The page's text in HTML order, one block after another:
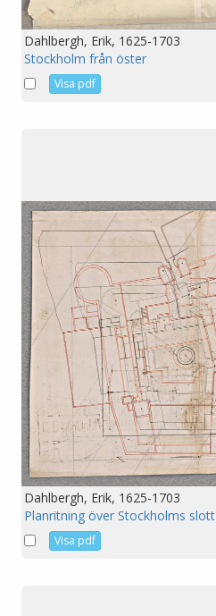
Dahlbergh, Erik, 1625-1703
Stockholm från öster
Visa pdf
Dahlbergh, Erik, 1625-1703
Planritning över Stockholms slott
Visa pdf